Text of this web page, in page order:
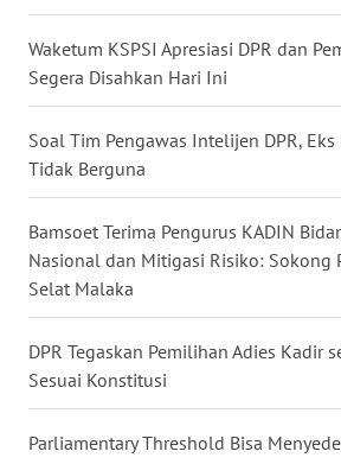
Waketum KSPSI Apresiasi DPR dan
Segera Disahkan Hari Ini
Soal Tim Pengawas Intelijen DPR,
Tidak Berguna
Bamsoet Terima Pengurus KADIN
Nasional dan Mitigasi Risiko: Sokong
Selat Malaka
DPR Tegaskan Pemilihan Adies Kadir
Sesuai Konstitusi
Parliamentary Threshold Bisa
WN
JOGJA
WN
JATIM
WN
BALI
WN